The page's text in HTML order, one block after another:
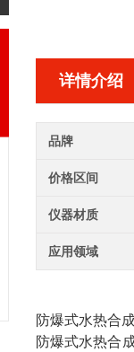
详情介绍
品牌
价格区间
仪器材质
应用领域
防爆式水热合
防爆式水热合